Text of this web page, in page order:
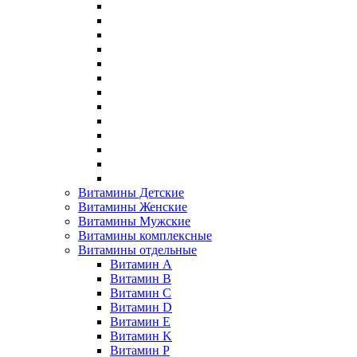
Витамины Детские
Витамины Женские
Витамины Мужские
Витамины комплексные
Витамины отдельные
Витамин A
Витамин B
Витамин C
Витамин D
Витамин E
Витамин K
Витамин P